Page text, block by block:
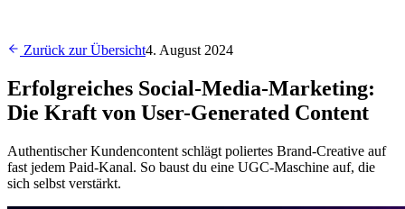
Zurück zur Übersicht4. August 2024
Erfolgreiches Social-Media-Marketing:
Die Kraft von User-Generated Content
Authentischer Kundencontent schlägt poliertes Brand-Creative auf
fast jedem Paid-Kanal. So baust du eine UGC-Maschine auf, die
sich selbst verstärkt.